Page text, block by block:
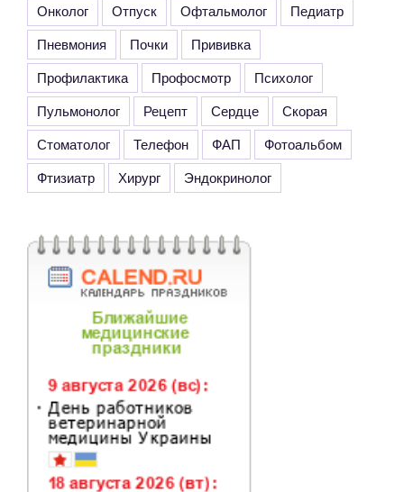
Онколог
Отпуск Офтальмолог
Педиатр
Пневмония
Почки
Прививка
Профилактика
Профосмотр
Психолог
Пульмонолог
Рецепт Сердце
Скорая
Стоматолог
Телефон ФАП
Фотоальбом
Фтизиатр
Хирург Эндокринолог